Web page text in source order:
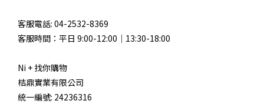
客服電話: 04-2532-8369
客服時間：平日 9:00-12:00｜13:30-18:00
Ni + 找你購物
桔鼎實業有限公司
統一編號: 24236316